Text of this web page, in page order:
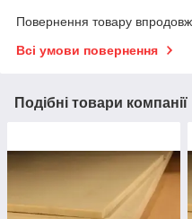
Повернення товару
Всі умови повернення
Подібні товари компанії